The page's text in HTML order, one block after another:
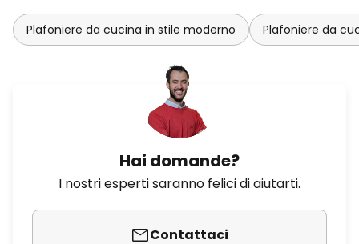
Plafoniere da cucina in stile moderno Plafoniere da
Hai domande?
I nostri esperti saranno felici di aiutarti.
Contattaci